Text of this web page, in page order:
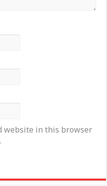
website in this browser